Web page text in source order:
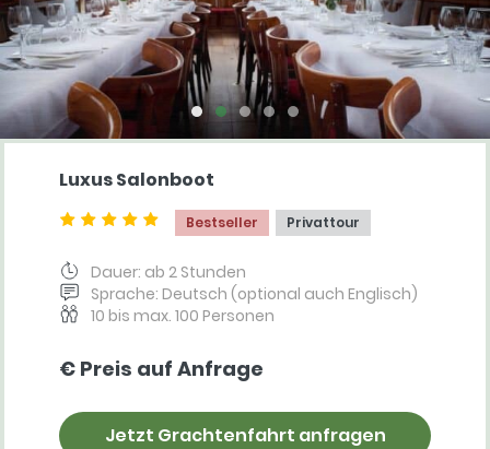
Luxus Salonboot
Bestseller Privattour
Dauer: ab 2 Stunden
Sprache: Deutsch (optional auch Englisch)
10 bis max. 100 Personen
€ Preis auf Anfrage
Jetzt Grachtenfahrt anfragen